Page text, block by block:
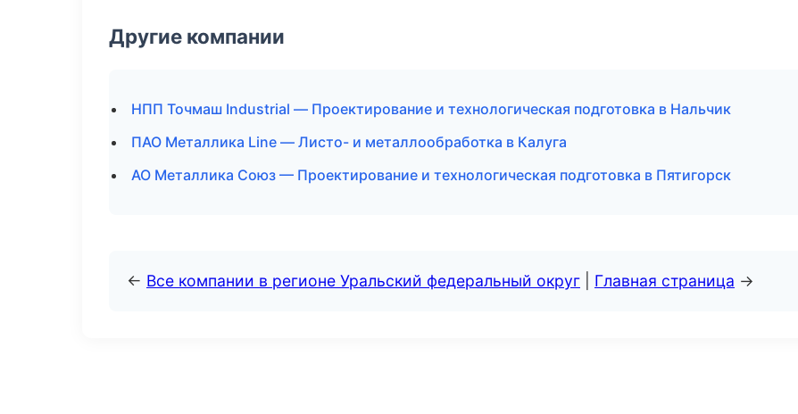
Другие компании
НПП Точмаш Industrial — Проектирование и технологическая подготовка в Нальчик
ПАО Металлика Line — Листо- и металлообработка в Калуга
АО Металлика Союз — Проектирование и технологическая подготовка в Пятигорск
← Все компании в регионе Уральский федеральный округ Главная страница →